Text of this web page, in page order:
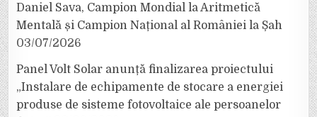
Daniel Sava, Campion Mondial la Aritmetică
Mentală și Campion Național al României la Șah
03/07/2026
Panel Volt Solar anunță finalizarea proiectului
„Instalare de echipamente de stocare a energiei
produse de sisteme fotovoltaice ale persoanelor